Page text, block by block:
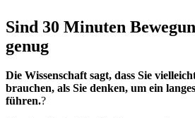
Sind 30 Minuten
genug
Die Wissenschaft sagt, dass Sie
brauchen, als Sie denken, um ein
führen.?